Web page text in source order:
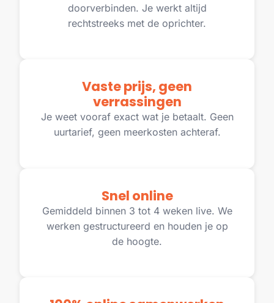
doorverbinden. Je werkt altijd
rechtstreeks met de oprichter.
Vaste prijs, geen
verrassingen
Je weet vooraf exact wat je betaalt. Geen
uurtarief, geen meerkosten achteraf.
Snel online
Gemiddeld binnen 3 tot 4 weken live. We
werken gestructureerd en houden je op
de hoogte.